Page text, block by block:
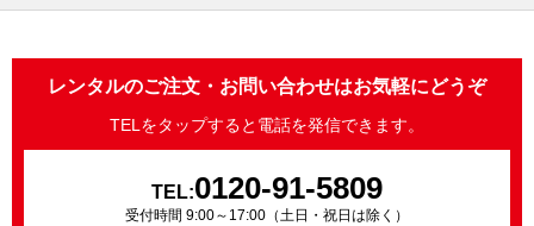
レンタルのご注文・お問い合わせはお気軽にどうぞ
TELをタップすると電話を発信できます。
TEL:0120-91-5809
受付時間 9:00～17:00（土日・祝日は除く）